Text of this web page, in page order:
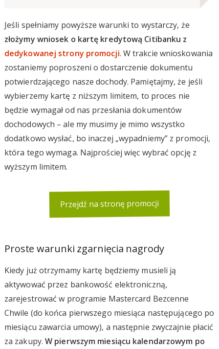
Jeśli spełniamy powyższe warunki to wystarczy, że
złożymy wniosek o kartę kredytową Citibanku z
dedykowanej strony promocji. W trakcie wnioskowania
zostaniemy poproszeni o dostarczenie dokumentu
potwierdzającego nasze dochody. Pamiętajmy, że jeśli
wybierzemy kartę z niższym limitem, to proces nie
będzie wymagał od nas przesłania dokumentów
dochodowych – ale my musimy je mimo wszystko
dodatkowo wysłać, bo inaczej „wypadniemy” z promocji,
która tego wymaga. Najprościej więc wybrać opcję z
wyższym limitem.
Przejdź na stronę promocji
Proste warunki zgarnięcia nagrody
Kiedy już otrzymamy kartę będziemy musieli ją
aktywować przez bankowość elektroniczną,
zarejestrować w programie Mastercard Bezcenne
Chwile (do końca pierwszego miesiąca następującego po
miesiącu zawarcia umowy), a następnie zwyczajnie płacić
za zakupy.W pierwszym miesiącu kalendarzowym po